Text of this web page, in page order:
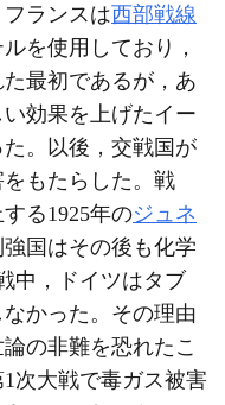
ランスは西部戦線
を使用しており，
最初であるが，あ
効果を上げたイー
。以後，交戦国が
もたらした。戦
る1925年のジュネ
国はその後も化学
中，ドイツはタブ
かった。その理由
の非難を恐れたこ
次大戦で毒ガス被害